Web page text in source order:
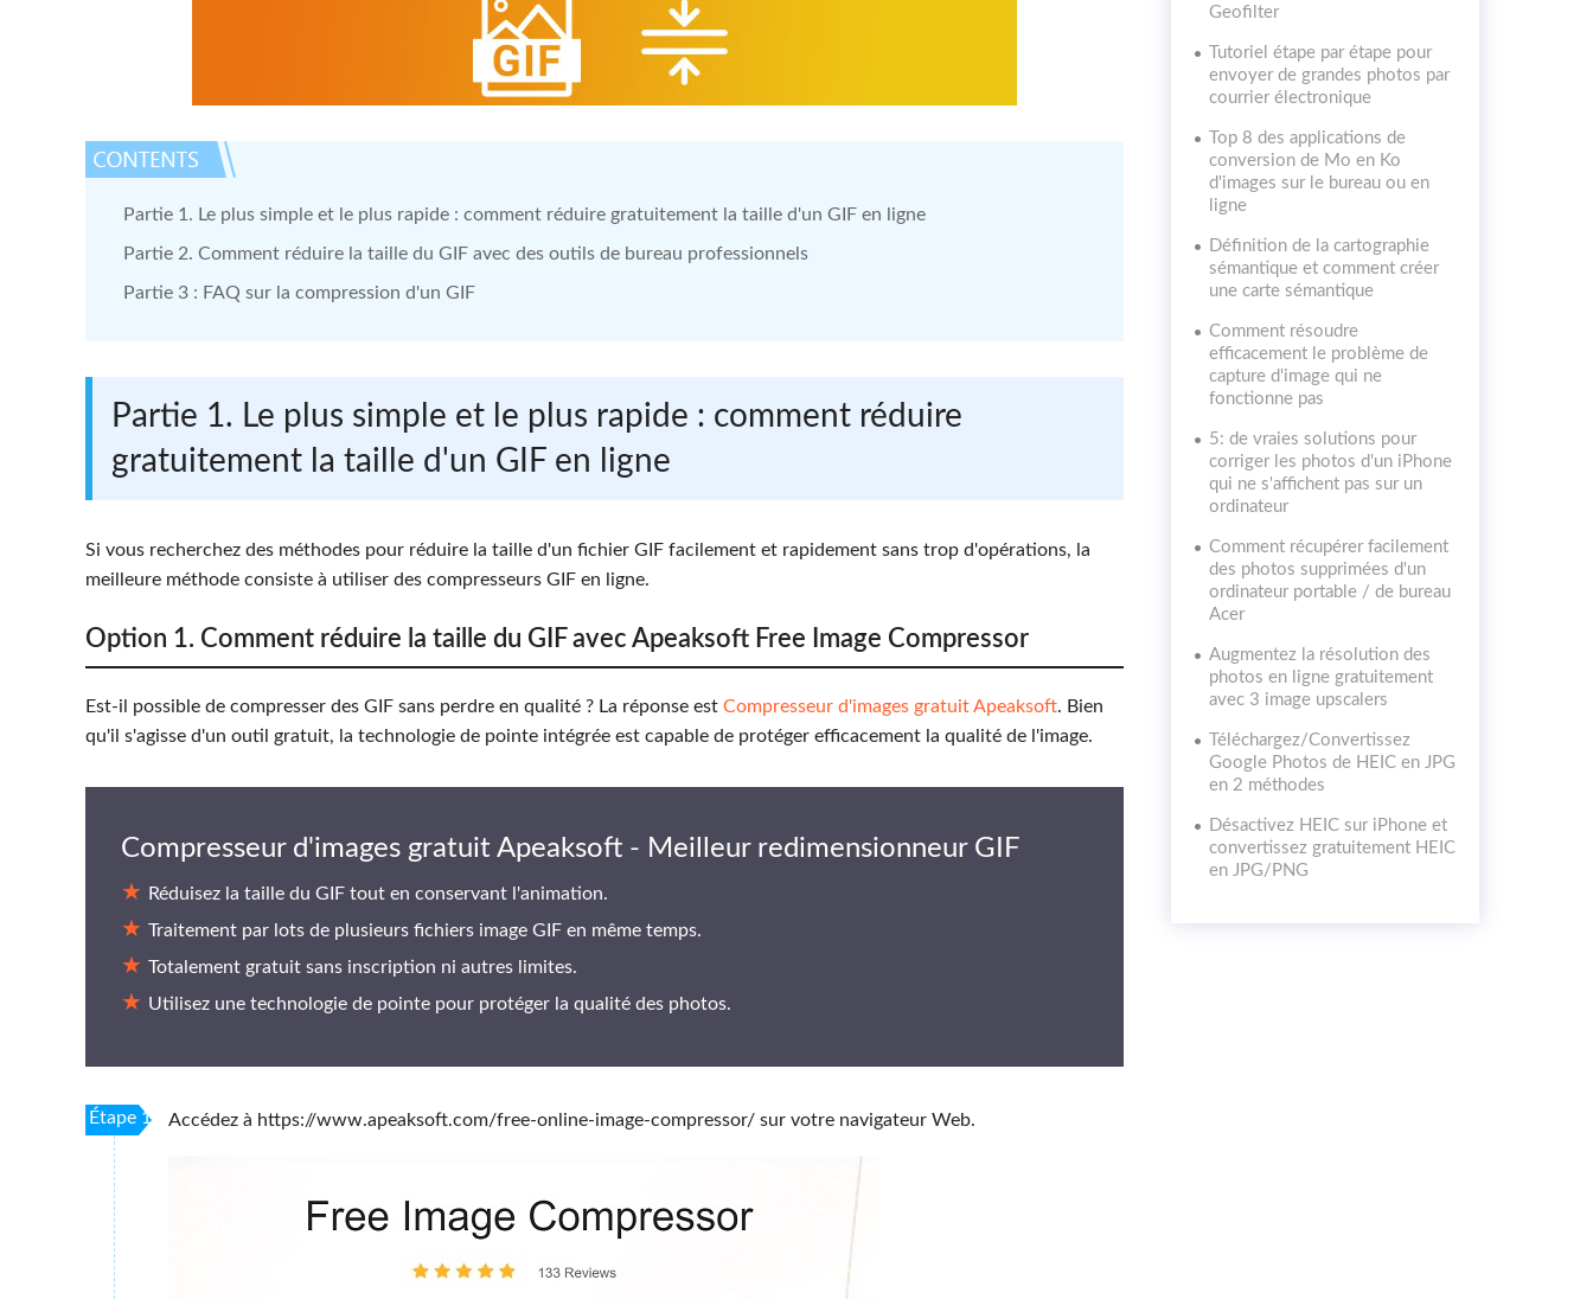
Partie 1. Le plus simple et le plus rapide : comment réduire gratuitement la taille d'un GIF en ligne
Partie 2. Comment réduire la taille du GIF avec des outils de bureau professionnels
Partie 3 : FAQ sur la compression d'un GIF
Partie 1. Le plus simple et le plus rapide : comment réduire
gratuitement la taille d'un GIF en ligne
Si vous recherchez des méthodes pour réduire la taille d'un fichier GIF facilement et rapidement sans trop d'opérations, la
meilleure méthode consiste à utiliser des compresseurs GIF en ligne.
Option 1. Comment réduire la taille du GIF avec Apeaksoft Free Image Compressor
Est-il possible de compresser des GIF sans perdre en qualité ? La réponse est Compresseur d'images gratuit Apeaksoft. Bien
qu'il s'agisse d'un outil gratuit, la technologie de pointe intégrée est capable de protéger efficacement la qualité de l'image.
Compresseur d'images gratuit Apeaksoft - Meilleur redimensionneur GIF
Réduisez la taille du GIF tout en conservant l'animation.
Traitement par lots de plusieurs fichiers image GIF en même temps.
Totalement gratuit sans inscription ni autres limites.
Utilisez une technologie de pointe pour protéger la qualité des photos.
Étape 1 Accédez à https://www.apeaksoft.com/free-online-image-compressor/ sur votre navigateur Web.
Geofilter
Tutoriel étape par étape pour
envoyer de grandes photos par
courrier électronique
Top 8 des applications de
conversion de Mo en Ko
d'images sur le bureau ou en
ligne
Définition de la cartographie
sémantique et comment créer
une carte sémantique
Comment résoudre
efficacement le problème de
capture d'image qui ne
fonctionne pas
5: de vraies solutions pour
corriger les photos d'un iPhone
qui ne s'affichent pas sur un
ordinateur
Comment récupérer facilement
des photos supprimées d'un
ordinateur portable / de bureau
Acer
Augmentez la résolution des
photos en ligne gratuitement
avec 3 image upscalers
Téléchargez/Convertissez
Google Photos de HEIC en JPG
en 2 méthodes
Désactivez HEIC sur iPhone et
convertissez gratuitement HEIC
en JPG/PNG